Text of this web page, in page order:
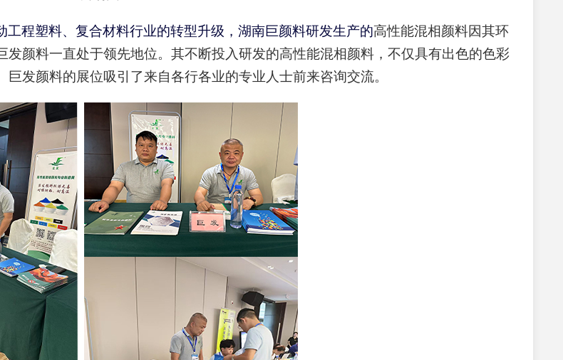
程塑料、复合材料行业的转型升级 ， 湖南巨颜料研发生产的高性能混相颜料因其环
发颜料一直处于领先地位。其不断投入研发的高性能混相颜料，不仅具有出色的色彩
发颜料的展位吸引了来自各行各业的专业人士前来咨询交流。